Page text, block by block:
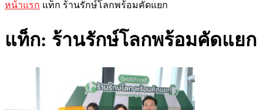
หน้าแรก แท็ก ร้านรักษ์โลกพร้อมคัดแยก
แท็ก: ร้านรักษ์โลกพร้อมคัดแยก